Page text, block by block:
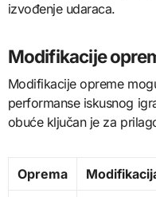
izvođenje udaraca.
Modifikacije
Modifikacije opreme
performanse iskusnog
obuće ključan je za
Oprema